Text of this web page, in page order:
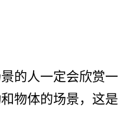
的人­一定会欣赏一
物体的场景，这­是